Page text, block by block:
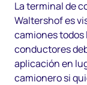
La terminal de
Waltershof es
camiones todos
conductores
aplicación en
camionero si